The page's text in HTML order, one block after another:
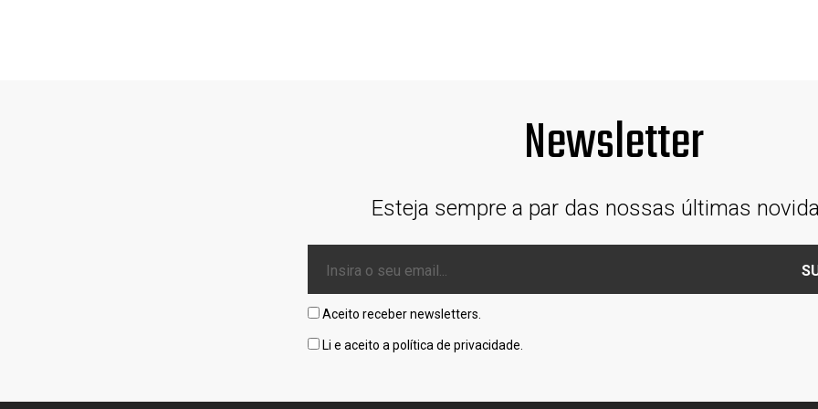
Newsletter
Esteja sempre a par das nossas últimas
Aceito receber newsletters.
Li e aceito a política de privacidade